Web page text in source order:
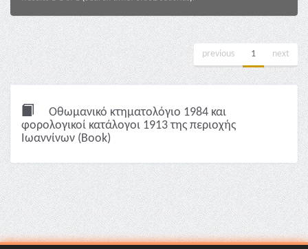
previous 1 next
Οθωμανικό κτηματολόγιο 1984 και
φορολογικοί κατάλογοι 1913 της περιοχής
Ιωαννίνων (Book)